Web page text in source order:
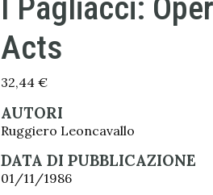
I Pagliacci:
Acts
32,44 €
AUTORI
Ruggiero Leoncavallo
DATA DI PUBBLICAZIONE
01/11/1986